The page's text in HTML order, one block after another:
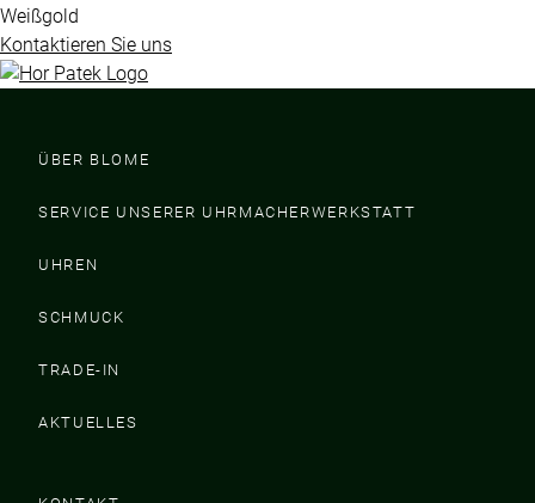
Weißgold
Kontaktieren Sie uns
ÜBER BLOME
SERVICE UNSERER UHRMACHERWERKSTATT
UHREN
SCHMUCK
TRADE-IN
AKTUELLES